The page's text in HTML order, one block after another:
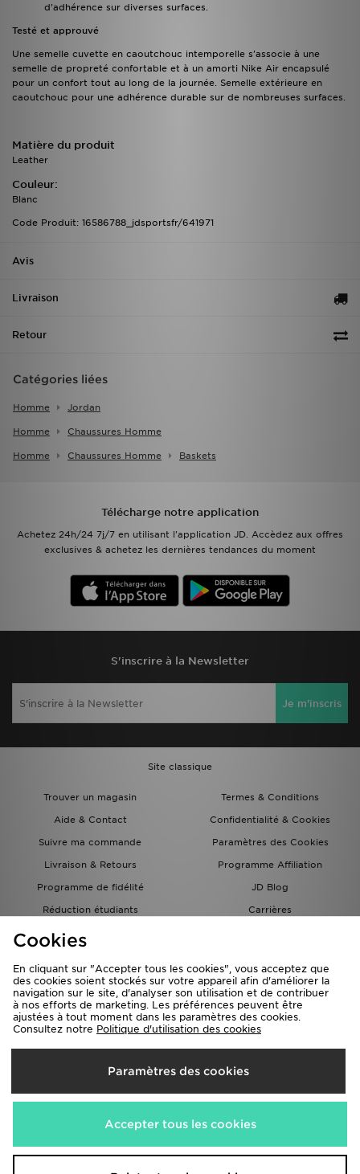
d'adhérence sur diverses surfaces.
Testé et approuvé
Une semelle cuvette en caoutchouc intemporelle s'associe à une
semelle de propreté confortable et à un amorti Nike Air encapsulé
pour un confort tout au long de la journée. Semelle extérieure en
caoutchouc pour une adhérence durable sur de nombreuses surfaces.
Matière du produit
Leather
Couleur:
Blanc
Code Produit: 16586788_jdsportsfr/641971
Avis
Livraison
Retour
Catégories liées
Homme Jordan
Homme Chaussures Homme
Homme Chaussures Homme Baskets
Télécharge notre application
Achetez 24h/24 7j/7 en utilisant l'application JD. Accèdez aux offres
exclusives & achetez les dernières tendances du moment
S'inscrire à la Newsletter
Je m'inscris
Site classique
Trouver un magasin
Termes & Conditions
Aide & Contact
Confidentialité & Cookies
Suivre ma commande
Paramètres des Cookies
Livraison & Retours
Programme Affiliation
Programme de fidélité
JD Blog
Réduction étudiants
Carrières
Carte Cadeau
Livraison Vers
France
Nous acceptons les méthodes de paiement suivantes
Cookies
En cliquant sur "Accepter tous les cookies", vous acceptez que
des cookies soient stockés sur votre appareil afin d'améliorer la
navigation sur le site, d'analyser son utilisation et de contribuer
à nos efforts de marketing. Les préférences peuvent être
ajustées à tout moment dans les paramètres des cookies.
Consultez notre Politique d'utilisation des cookies
Paramètres des cookies
Accepter tous les cookies